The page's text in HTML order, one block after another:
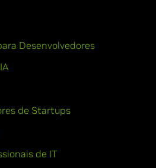
Desenvolvedores
de Startups
de IT